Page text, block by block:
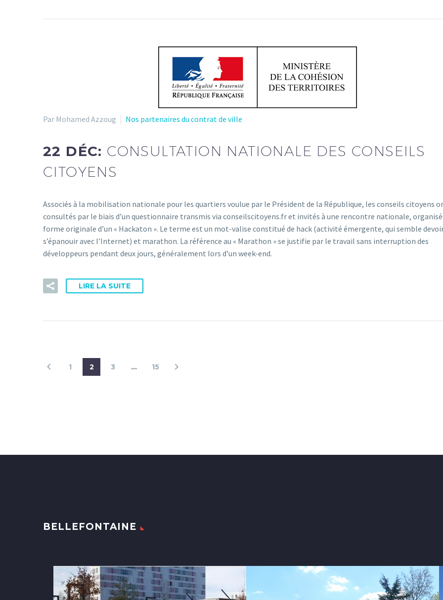
Par Mohamed Azzoug Nos partenaires du contrat de ville
22 DÉC: CONSULTATION NATIONALE DES CONSEILS
CITOYENS
Associés à la mobilisation nationale pour les quartiers voulue par le Président de la République, les conseils citoyens
consultés par le biais d’un questionnaire transmis via conseilscitoyens.fr et invités à une rencontre nationale,
forme originale d’un « Hackaton ». Le terme est un mot-valise constitué de hack (activité émergente, qui semble
s’épanouir avec l’Internet) et marathon. La référence au « Marathon » se justifie par le travail sans interruption des
développeurs pendant deux jours, généralement lors d’un week-end.
LIRE LA SUITE
1 2 3 … 15
BELLEFONTAINE